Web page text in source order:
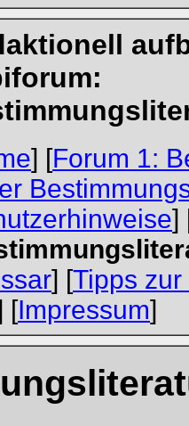
] [Forum 1:
]
] [Tipps
[Impressum]